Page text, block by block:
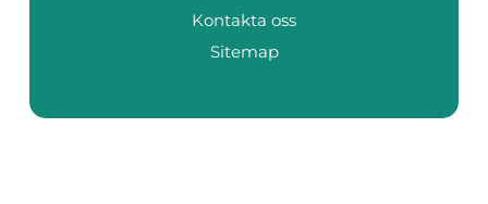
Kontakta oss
Sitemap